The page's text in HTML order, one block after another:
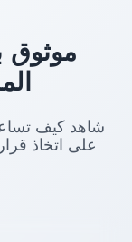
موثوق
شاهد كيف تساعد
على اتخاذ